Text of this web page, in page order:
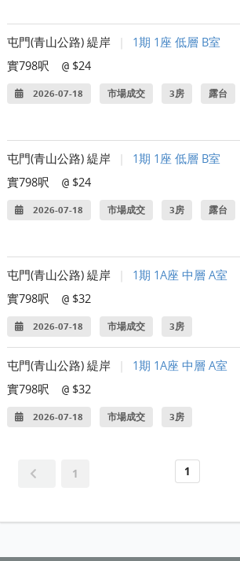
屯門(青山公路) 緹岸
1期 1座 低層 B室
實798呎
@ $24
2026-07-18 市場成交 3房 露台
屯門(青山公路) 緹岸
1期 1座 低層 B室
實798呎
@ $24
2026-07-18 市場成交 3房 露台
屯門(青山公路) 緹岸
1期 1A座 中層 A室
實798呎
@ $32
2026-07-18 市場成交 3房
屯門(青山公路) 緹岸
1期 1A座 中層 A室
實798呎
@ $32
2026-07-18 市場成交 3房
1 1